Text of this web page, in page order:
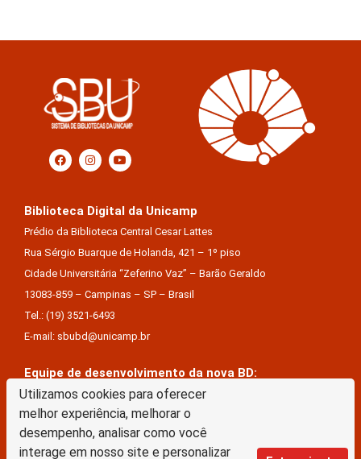
Utilizamos cookies para oferecer
melhor experiência, melhorar o
desempenho, analisar como você
interage em nosso site e personalizar
Biblioteca Digital da Unicamp
Prédio da Biblioteca Central Cesar Lattes
Rua Sérgio Buarque de Holanda, 421 – 1º piso
Cidade Universitária “Zeferino Vaz” – Barão Geraldo
13083-859 – Campinas – SP – Brasil
Tel.: (19) 3521-6493
E-mail: sbubd@unicamp.br
Equipe de desenvolvimento da nova BD:
Keite Aparecida Duarte
Márcio Vinícius De Jesus Almeida
Saul Victor De Castro E Silva